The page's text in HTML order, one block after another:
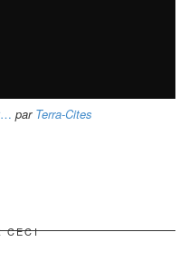
par Terra-Cites
CECI